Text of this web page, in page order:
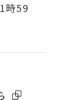
時59